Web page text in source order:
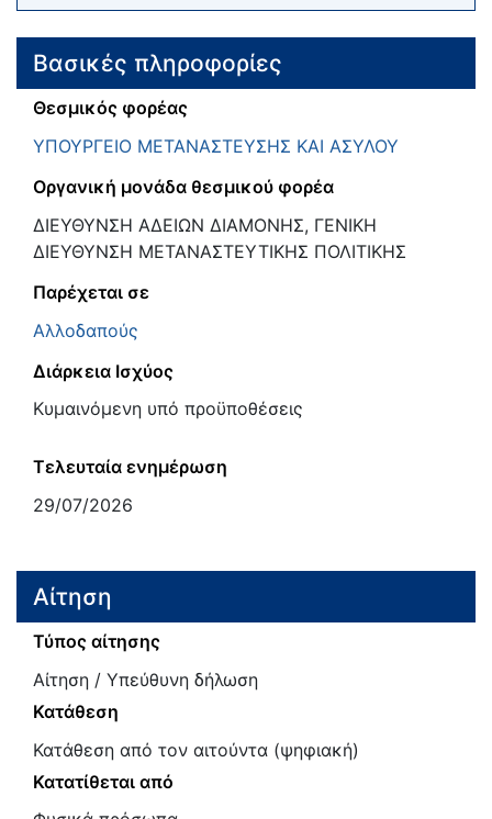
Βασικές πληροφορίες
Θεσμικός φορέας
ΥΠΟΥΡΓΕΙΟ ΜΕΤΑΝΑΣΤΕΥΣΗΣ ΚΑΙ ΑΣΥΛΟΥ
Οργανική μονάδα θεσμικού φορέα
ΔΙΕΥΘΥΝΣΗ ΑΔΕΙΩΝ ΔΙΑΜΟΝΗΣ, ΓΕΝΙΚΗ
ΔΙΕΥΘΥΝΣΗ ΜΕΤΑΝΑΣΤΕΥΤΙΚΗΣ ΠΟΛΙΤΙΚΗΣ
Παρέχεται σε
Αλλοδαπούς
Διάρκεια Ισχύος
Κυμαινόμενη υπό προϋποθέσεις
Τελευταία ενημέρωση
29/07/2026
Αίτηση
Τύπος αίτησης
Αίτηση / Υπεύθυνη δήλωση
Κατάθεση
Κατάθεση από τον αιτούντα (ψηφιακή)
Κατατίθεται από